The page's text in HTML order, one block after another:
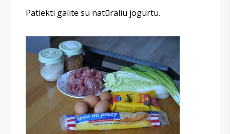
Patiekti galite su natūraliu jogurtu.